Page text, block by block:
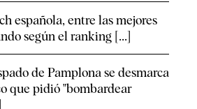
española, entre las mejores
según el ranking [...]
de Pamplona se desmarca
que pidió "bombardear